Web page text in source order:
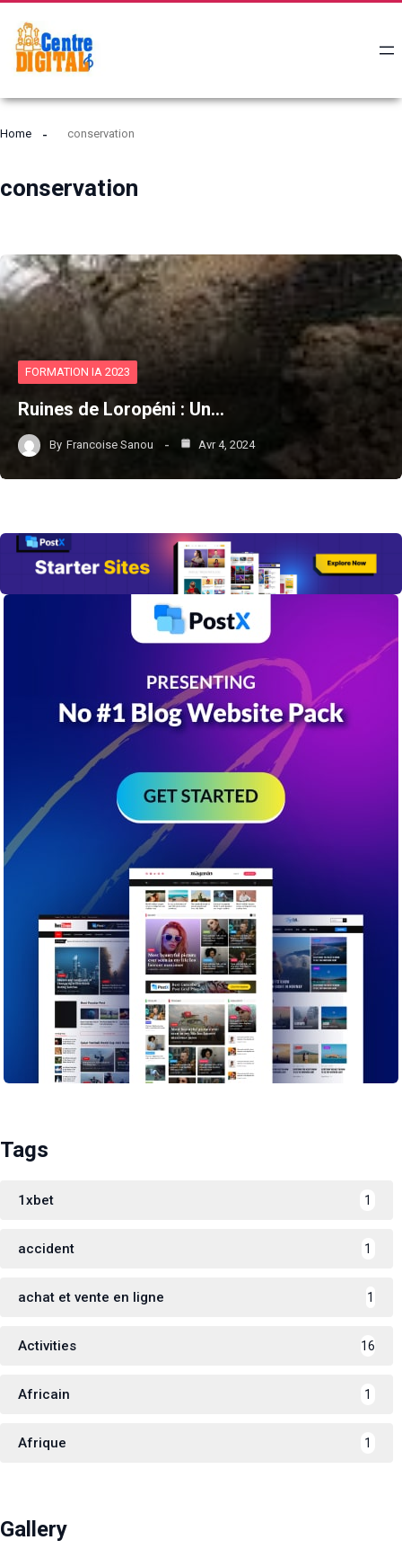
Home conservation
conservation
FORMATION IA 2023
Ruines de Loropéni : Un…
By Francoise Sanou Avr 4, 2024
Tags
1xbet 1
accident 1
achat et vente en ligne 1
Activities 16
Africain 1
Afrique 1
Gallery